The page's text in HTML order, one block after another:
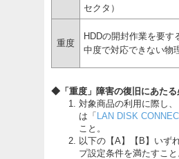
セクタ）
重度
HDDの開封作業を要す
中度で対応できない物
◆「重度」障害の復旧にあたる
対象商品の利用に際し、
は「
LAN DISK
こと。
以下の【A】【B】いず
プ設定条件を満たすこと